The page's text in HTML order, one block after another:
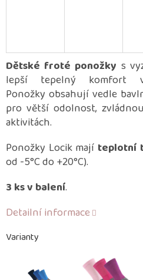
Varianty
Dětské froté ponožky s
lepší tepelný komfort
Ponožky obsahují vedle
pro větší odolnost,
aktivitách.
Ponožky Locik mají teplotní
od -5°C do +20°C).
3 ks v balení.
Detailní informace